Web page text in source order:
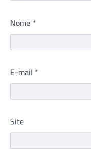
Nome *
E-mail *
Site